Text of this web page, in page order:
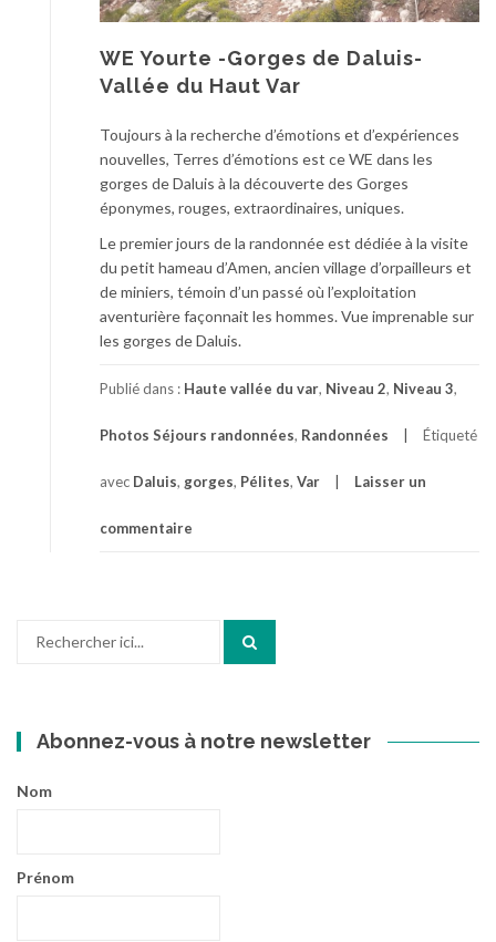
WE Yourte -Gorges de Daluis-
Vallée du Haut Var
Toujours à la recherche d’émotions et d’expériences
nouvelles, Terres d’émotions est ce WE dans les
gorges de Daluis à la découverte des Gorges
éponymes, rouges, extraordinaires, uniques.
Le premier jours de la randonnée est dédiée à la visite
du petit hameau d’Amen, ancien village d’orpailleurs et
de miniers, témoin d’un passé où l’exploitation
aventurière façonnait les hommes. Vue imprenable sur
les gorges de Daluis.
Publié dans : Haute vallée du var, Niveau 2, Niveau 3,
Photos Séjours randonnées, Randonnées Étiqueté
avec Daluis, gorges, Pélites, Var Laisser un
commentaire
Abonnez-vous à notre newsletter
Nom
Prénom